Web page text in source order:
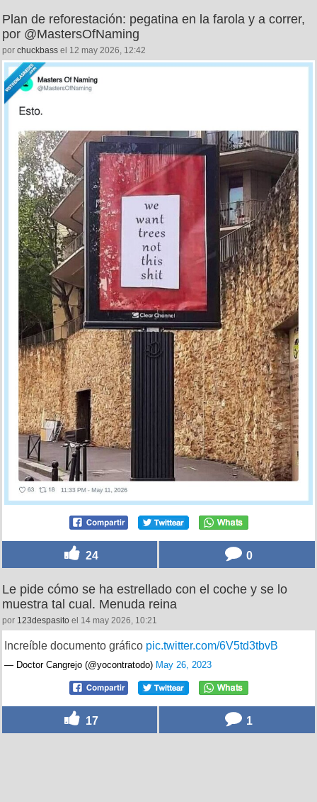
Plan de reforestación: pegatina en la farola y a correr,
por @MastersOfNaming
por chuckbass el 12 may 2026, 12:42
24 0
Le pide cómo se ha estrellado con el coche y se lo
muestra tal cual. Menuda reina
por 123despasito el 14 may 2026, 10:21
Increíble documento gráfico pic.twitter.com/6V5td3tbvB
— Doctor Cangrejo (@yocontratodo) May 26, 2023
17 1